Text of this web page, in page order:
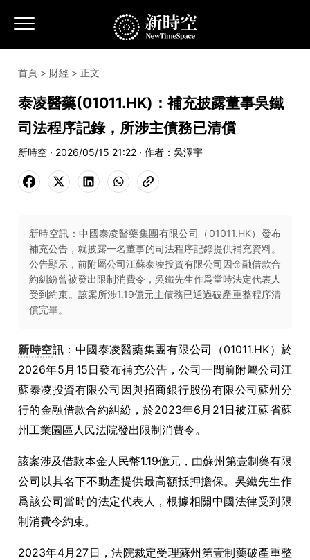
首頁 > 財經 > 正文
泰凌醫藥(01011.HK)：補充披露董事吳鐵
司法程序記錄，所涉主債務已清償
新時空 · 2026/05/15 21:22 · 作者： 吳澤宇
新時空訊：中國泰凌醫藥集團有限公司（01011.HK）發布
補充公告，就披露一名董事的司法程序記錄提供補充資料。
公告顯示，前附屬公司江蘇泰凌投資有限公司因金融借款合
約糾紛曾被發出限制消費令，吳鐵先生作爲當時法定代表人
受到約束。該案所涉1.19億元主債務已通過破產重整程序清
償完畢。
新時空訊：中國泰凌醫藥集團有限公司（01011.HK）於
2026年5月15日發布補充公告，公司一間前附屬公司江
蘇泰凌投資有限公司因與招商銀行股份有限公司蘇州分
行的金融借款合約糾紛，於2023年6月21日被江蘇省蘇
州工業園區人民法院發出限制消費令。
該案涉及借款本金人民幣1.19億元，由蘇州第壹制藥有限
公司以其名下不動產提供最高額抵押擔保。吳鐵先生作
爲該公司當時的法定代表人，根據相關中國法律受到限
制消費令約束。
2023年4月27日，法院裁定受理蘇州第壹制藥破產重整